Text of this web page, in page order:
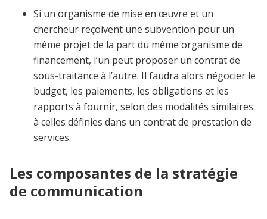
Si un organisme de mise en œuvre et un
chercheur reçoivent une subvention pour un
même projet de la part du même organisme de
financement, l’un peut proposer un contrat de
sous-traitance à l’autre. Il faudra alors négocier le
budget, les paiements, les obligations et les
rapports à fournir, selon des modalités similaires
à celles définies dans un contrat de prestation de
services.
Les composantes de la stratégie
de communication